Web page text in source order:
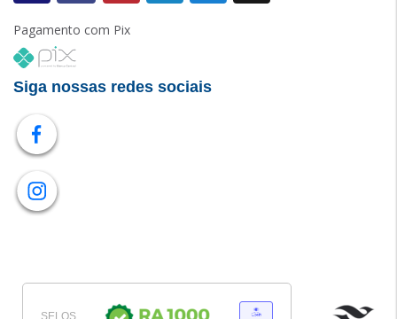
Pagamento com Pix
Siga nossas redes sociais
SELOS